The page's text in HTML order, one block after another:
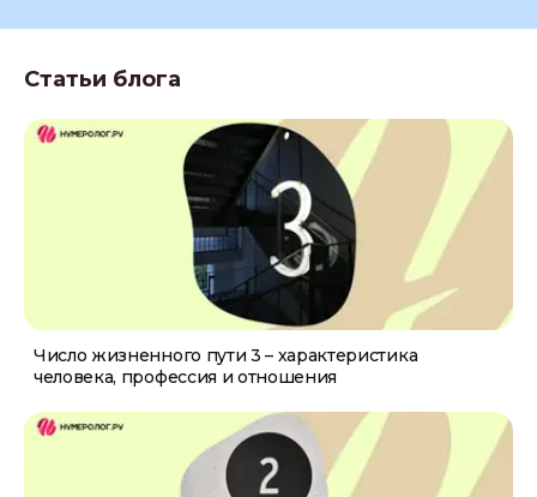
Статьи блога
Число жизненного пути 3 – характеристика
человека, профессия и отношения